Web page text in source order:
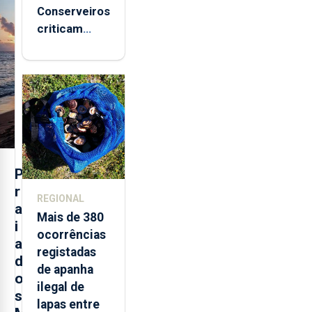
P
r
a
i
a
d
o
s
Conserveiros
criticam
brancas com
selo Marca
Açores
REGIONAL
Mais de 380
ocorrências
registadas
de apanha
ilegal de
lapas entre